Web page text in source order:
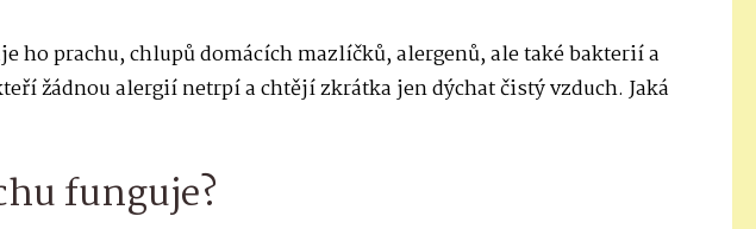
ho prachu, chlupů domácích mazlíčků, alergenů, ale také bakterií a
žádnou alergií netrpí a chtějí zkrátka jen dýchat čistý vzduch. Jaká
funguje?